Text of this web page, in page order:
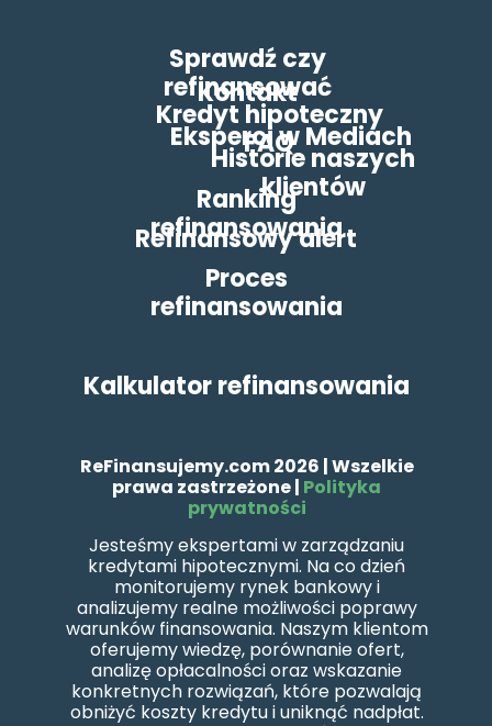
ReFinansujemy.com 2026 |Wszelkie
prawa zastrzeżone | Polityka
prywatności
Jesteśmy ekspertami w zarządzaniu
kredytami hipotecznymi. Na co dzień
monitorujemy rynek bankowy i
analizujemy realne możliwości poprawy
warunków finansowania. Naszym klientom
oferujemy wiedzę, porównanie ofert,
analizę opłacalności oraz wskazanie
konkretnych rozwiązań, które pozwalają
obniżyć koszty kredytu i uniknąć nadpłat.
Historie naszych
klientów
Eksperci w Mediach
Kredyt hipoteczny
FAQ
Kontakt
Sprawdź czy
refinansować
Kalkulator refinansowania
Proces
refinansowania
Refinansowy alert
Ranking
refinansowania